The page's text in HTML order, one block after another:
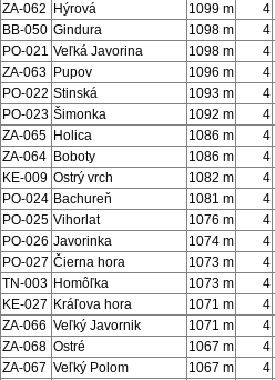
ZA-062
Hýrová 1099 m 4
BB-050 Gindura 1098 m 4
PO-021 Veľká Javorina 1098 m 4
ZA-063 Pupov 1096 m 4
PO-022 Stinská 1093 m 4
PO-023 Šimonka 1092 m 4
ZA-065 Holica 1086 m 4
ZA-064 Boboty 1086 m 4
KE-009 Ostrý vrch 1082 m 4
PO-024 Bachureň 1081 m 4
PO-025 Vihorlat 1076 m 4
PO-026 Javorinka 1074 m 4
PO-027 Čierna hora 1073 m 4
TN-003 Homôľka 1073 m 4
KE-027 Kráľova hora 1071 m 4
ZA-066 Veľký Javornik 1071 m 4
ZA-068 Ostré 1067 m 4
ZA-067 Veľký Polom 1067 m 4